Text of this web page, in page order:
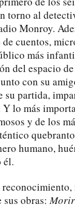
torno al
Monroy.
cuentos,
más
del espacio
con su
su partida,
lo más
y de los
humano,
él.
sus obras: